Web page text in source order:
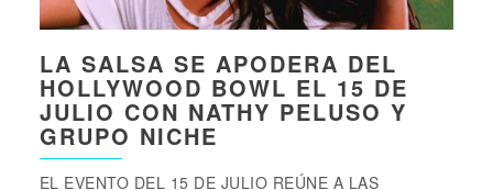
LA SALSA SE APODERA DEL
HOLLYWOOD BOWL EL 15 DE
JULIO CON NATHY PELUSO Y
GRUPO NICHE
EL EVENTO DEL 15 DE JULIO REÚNE A LAS